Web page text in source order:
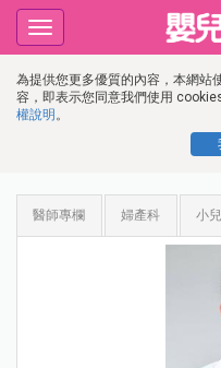
為提供您更多優質的內容，本網站
容，即表示您同意我們使用
權說明 。
Toggle
navigation
醫師專欄 婦產科 小